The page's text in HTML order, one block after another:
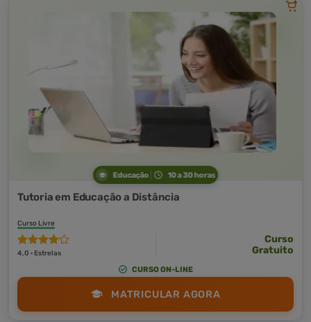
Educação 10 a 30 horas
Tutoria em Educação a Distância
Curso Livre
4,0 · Estrelas
Curso
Gratuito
CURSO ON-LINE
MATRICULAR AGORA